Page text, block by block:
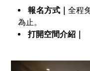
報名方式｜ 全程
為止。
打開空間介紹｜